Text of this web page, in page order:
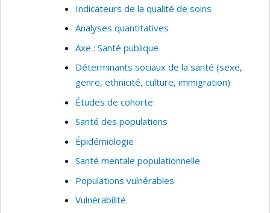
Indicateurs de la qualité de soins
Analyses quantitatives
Axe : Santé publique
Déterminants sociaux de la santé (sexe,
genre, ethnicité, culture, immigration)
Études de cohorte
Santé des populations
Épidémiologie
Santé mentale populationnelle
Populations vulnérables
Vulnérabilité